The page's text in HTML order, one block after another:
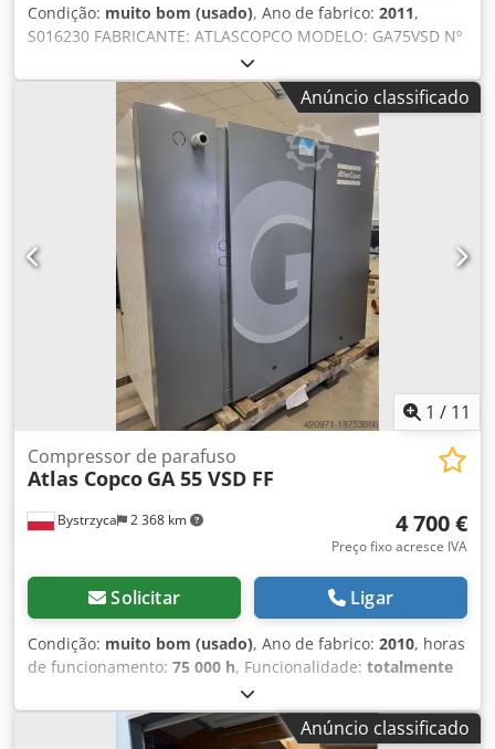
Condição: muito bom (usado), Ano de fabrico: 2011,
S016230 FABRICANTE: ATLASCOPCO MODELO: GA75VSD Nº
SÉRIE: API658180 ANO: 2011 Cjdpfx Ajzcnu Tolnjrf
POTÊNCIA (kW): 75 DEBITO (m3/min): 14,68 PRESSÃO (bar):
13 HORAS (DOC/TOTAL): INVERSOR DE FREQUÊNCIA: sim
SECADOR INCORPORADO: não TROCADOR DE CALOR: sim
REFRIGERAÇÃO (AR/ÁGUA): ar SOBRE RESERVATÓRIO: não
DOCUMENTOS: não LIGAÇÃO: 2 1/2 NOVO/USADO: USADO
Anúncio classificado
1 / 11
Bystrzyca 2 368 km
Compressor de parafuso
Atlas Copco GA 55 VSD FF
4 700 €
Preço fixo acresce IVA
Solicitar Ligar
Condição: muito bom (usado), Ano de fabrico: 2010, horas
de funcionamento: 75 000 h, Funcionalidade: totalmente
, Compressor de 55 kW com secador integrado e
inversor de frequência. Estado muito bom. Após revisão.
Garantia de 3 meses. Cjdpfx Alev RmmmonorfAnúncio classificado